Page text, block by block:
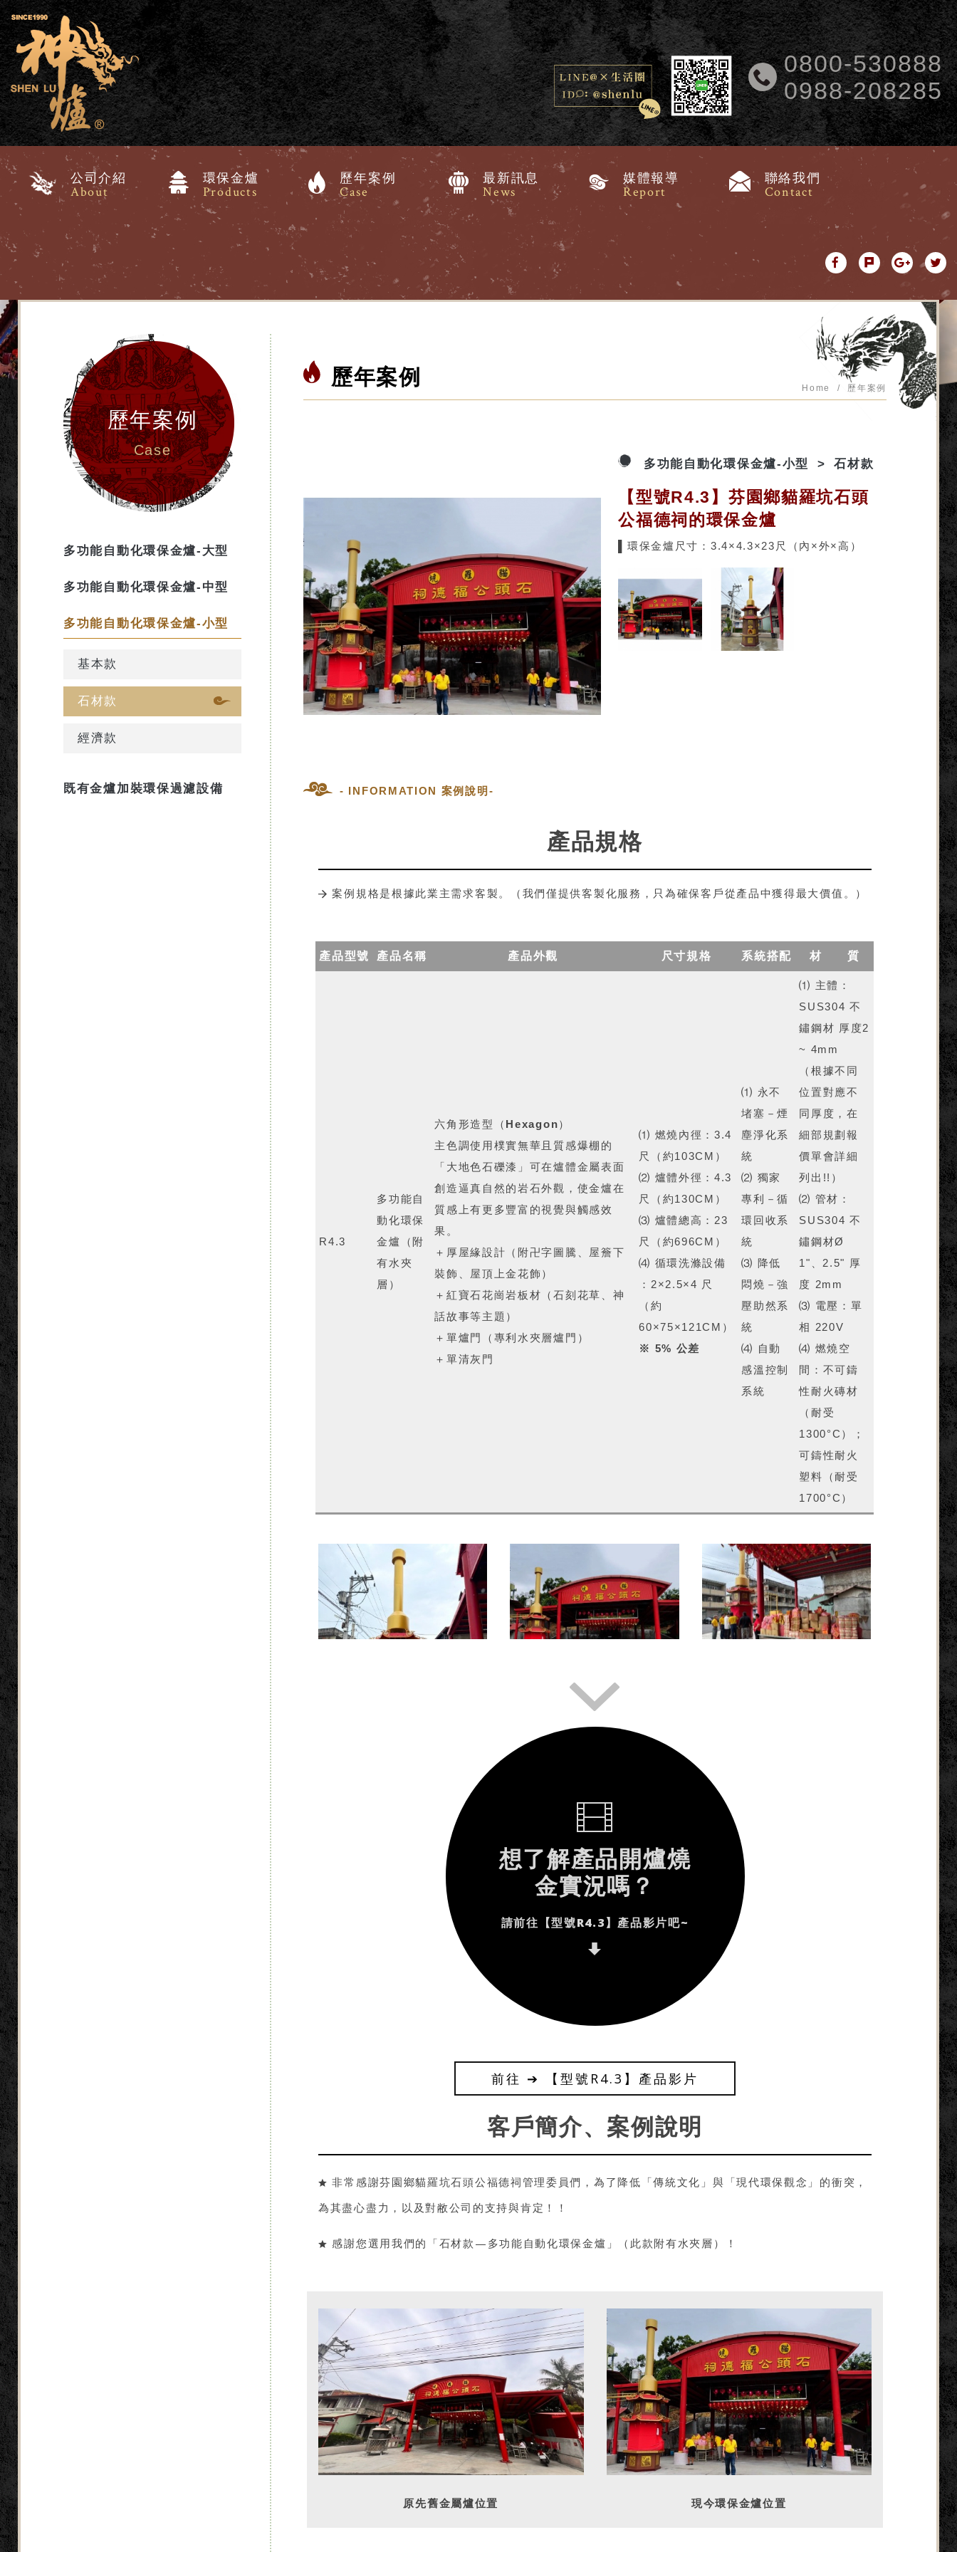
0800-530888
0988-208285
公司介紹
About
環保金爐
Products
歷年案例
Case
最新訊息
News
媒體報導
Report
聯絡我們
Contact
歷年案例
Case
多功能自動化環保金爐-大型
多功能自動化環保金爐-中型
多功能自動化環保金爐-小型
基本款
石材款
經濟款
既有金爐加裝環保過濾設備
歷年案例 Home 歷年案例
多功能自動化環保金爐-小型 石材款
【型號R4.3】芬園鄉貓羅坑石頭
公福德祠的環保金爐
▌環保金爐尺寸：3.4×4.3×23尺（內×外×高）
- INFORMATION 案例說明-
產品規格
案例規格是根據此業主需求客製。（我們僅提供客製化服務，只為確保客戶從產品中獲得最大價值。）
產品型號 產品名稱 產品外觀 尺寸規格 系統搭配 材 質
R4.3
多功能自
動化環保
金爐
（附
有水夾
層）
六角形造型（ Hexagon）
主色調使用樸實無華且質感爆棚的
「大地色石礫漆」可在爐體金屬表面
創造逼真自然的岩石外觀，使金爐在
質感上有更多豐富的視覺與觸感效
果。
＋厚屋緣設計（附卍字圖騰、屋簷下
裝飾、屋頂上金花飾）
＋紅寶石花崗岩板材（石刻花草、神
話故事等主題）
＋單爐門（專利水夾層爐門）
＋單清灰門
⑴ 燃燒內徑：3.4
尺（約103CM）
⑵ 爐體外徑：4.3
尺（約130CM）
⑶ 爐體總高：23
尺（約696CM）
⑷ 循環洗滌設備
：2×2.5×4 尺
（約
60×75×121CM）
※ 5% 公差
⑴ 永不
堵塞－煙
塵淨化系
統
⑵ 獨家
專利－循
環回收系
統
⑶ 降低
悶燒－強
壓助然系
統
⑷ 自動
感溫控制
系統
⑴ 主體：
SUS304 不
鏽鋼材 厚度2
~ 4mm
（根據不同
位置對應不
同厚度，在
細部規劃報
價單會詳細
列出!!）
⑵ 管材：
SUS304 不
鏽鋼材Ø
1"、2.5" 厚
度 2mm
⑶ 電壓：單
相 220V
⑷ 燃燒空
間：不可鑄
性耐火磚材
（耐受
1300°C）；
可鑄性耐火
塑料（耐受
1700°C）
想了解產品開爐燒
金實況嗎？
請前往【型號R4.3】產品影片吧~
前往 ➔ 【型號R4.3】產品影片
客戶簡介、案例說明
非常感謝芬園鄉貓羅坑石頭公福德祠管理委員們，為了降低「傳統文化」與「現代環保觀念」的衝突，
為其盡心盡力，以及對敝公司的支持與肯定！！
感謝您選用我們的「石材款 — 多功能自動化環保金爐 」（此款附有水夾層）！
原先舊金屬爐位置 現今環保金爐位置